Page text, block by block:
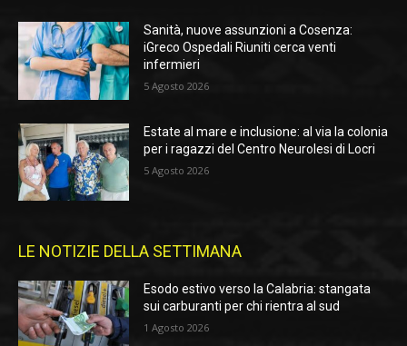
Sanità, nuove assunzioni a Cosenza:
iGreco Ospedali Riuniti cerca venti
infermieri
5 Agosto 2026
Estate al mare e inclusione: al via la colonia
per i ragazzi del Centro Neurolesi di Locri
5 Agosto 2026
LE NOTIZIE DELLA SETTIMANA
Esodo estivo verso la Calabria: stangata
sui carburanti per chi rientra al sud
1 Agosto 2026